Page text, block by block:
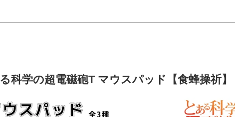
科学の超電磁砲T マウスパッド【食蜂操祈】